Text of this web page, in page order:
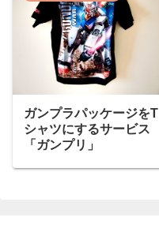
ガンプラパッケージをT
シャツにするサービス
「ガンプリ」